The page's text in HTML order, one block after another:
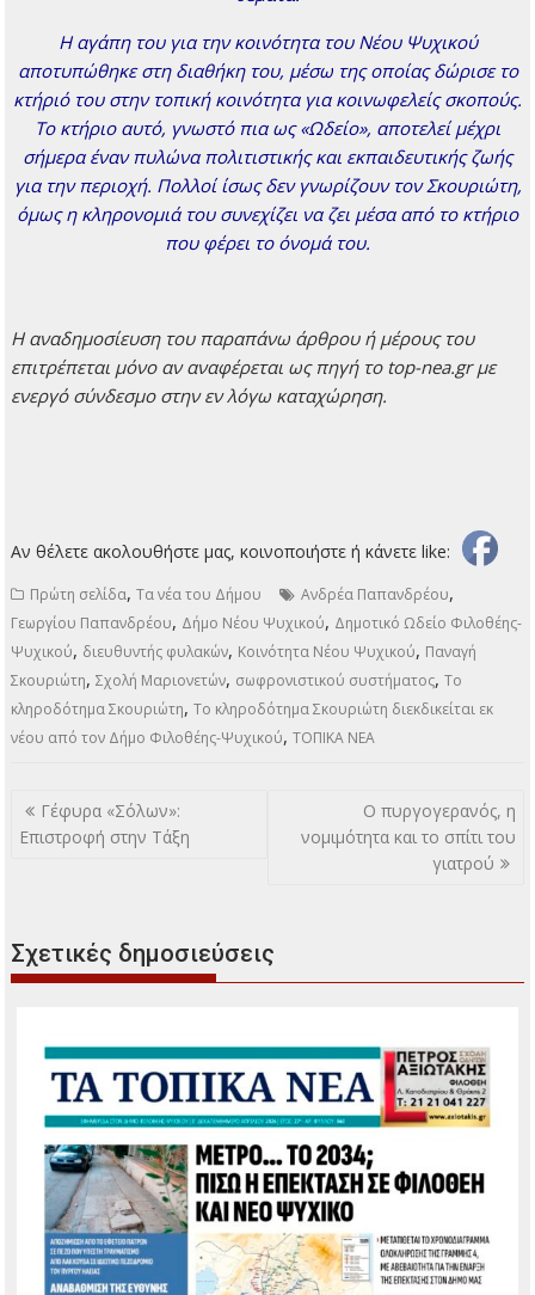
Η αγάπη του για την κοινότητα του Νέου Ψυχικού
αποτυπώθηκε στη διαθήκη του, μέσω της οποίας δώρισε το
κτήριό του στην τοπική κοινότητα για κοινωφελείς σκοπούς.
Το κτήριο αυτό, γνωστό πια ως «Ωδείο», αποτελεί μέχρι
σήμερα έναν πυλώνα πολιτιστικής και εκπαιδευτικής ζωής
για την περιοχή. Πολλοί ίσως δεν γνωρίζουν τον Σκουριώτη,
όμως η κληρονομιά του συνεχίζει να ζει μέσα από το κτήριο
που φέρει το όνομά του.
H αναδημοσίευση του παραπάνω άρθρου ή μέρους του
επιτρέπεται μόνο αν αναφέρεται ως πηγή το top-nea.gr με
ενεργό σύνδεσμο στην εν λόγω καταχώρηση.
Αν θέλετε ακολουθήστε μας, κοινοποιήστε ή κάνετε like:
Πρώτη σελίδα,Τα νέα του Δήμου Ανδρέα Παπανδρέου,
Γεωργίου Παπανδρέου, Δήμο Νέου Ψυχικού, Δημοτικό Ωδείο Φιλοθέης-
Ψυχικού, διευθυντής φυλακών, Κοινότητα Νέου Ψυχικού, Παναγή
Σκουριώτη,Σχολή Μαριονετών, σωφρονιστικού συστήματος,Το
κληροδότημα Σκουριώτη,Το κληροδότημα Σκουριώτη διεκδικείται εκ
νέου από τον Δήμο Φιλοθέης-Ψυχικού,ΤΟΠΙΚΑ ΝΕΑ
Πλοήγηση
άρθρων
Γέφυρα «Σόλων»:
Επιστροφή στην Τάξη
Ο πυργογερανός, η
νομιμότητα και το σπίτι του
γιατρού
Σχετικές δημοσιεύσεις